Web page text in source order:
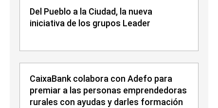
Del Pueblo a la Ciudad, la nueva
iniciativa de los grupos Leader
CaixaBank colabora con Adefo para
premiar a las personas emprendedoras
rurales con ayudas y darles formación